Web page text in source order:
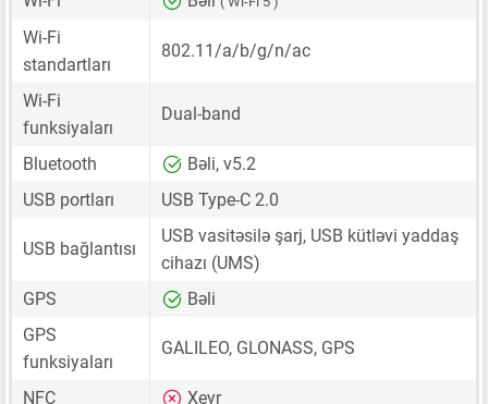
Wi-Fi
standartları
802.11/a/b/g/n/ac
Wi-Fi
funksiyaları
Dual-band
Bluetooth
Bəli, v5.2
USB portları
USB Type-C 2.0
USB bağlantısı
USB vasitəsilə şarj, USB kütləvi yaddaş
cihazı (UMS)
GPS
Bəli
GPS
funksiyaları
GALILEO, GLONASS, GPS
NFC Xeyr